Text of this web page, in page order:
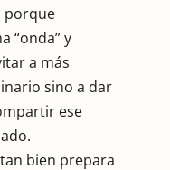
porque
“onda” y
a más
sino a dar
ese
bien prepara